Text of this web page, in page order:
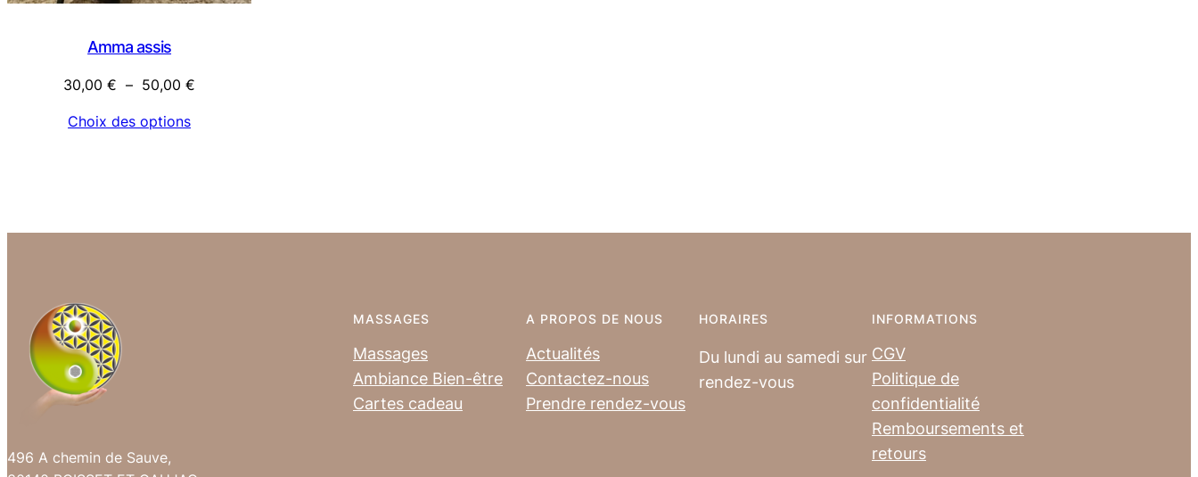
Amma assis
30,00€ – 50,00€
Choix des options
496 A chemin de Sauve,
MASSAGES
Massages
Ambiance Bien-être
Cartes cadeau
A PROPOS DE NOUS
Actualités
Contactez-nous
Prendre rendez-vous
HORAIRES
Du lundi au samedi sur
rendez-vous
INFORMATIONS
CGV
Politique de
confidentialité
Remboursements et
retours